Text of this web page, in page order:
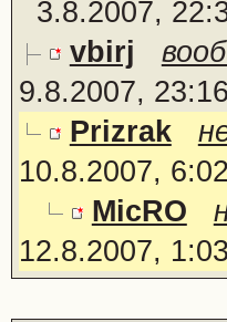
3.8.2007,
vbirj
9.8.2007, 23:16
Prizrak
10.8.2007, 6:02
MicRO
12.8.2007, 1:03